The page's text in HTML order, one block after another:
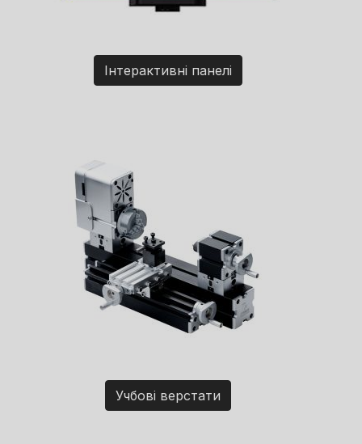
Інтерактивні панелі
Учбові верстати